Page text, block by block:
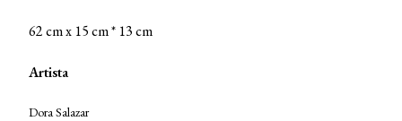
62 cm x 15 cm * 13 cm
Artista
Dora Salazar